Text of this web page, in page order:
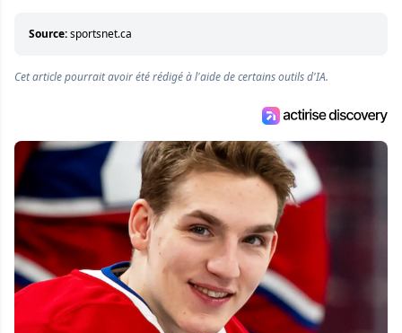
Source:sportsnet.ca
Cet article pourrait avoir été rédigé à l'aide de certains outils d'IA.